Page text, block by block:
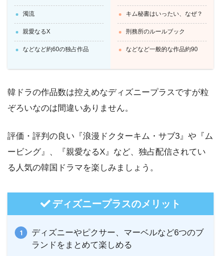
濁流
親愛なるX
などなど約60の独占作品
キム秘書はいったい、なぜ？
刑務所のルールブック
などなど一般的な作品約90
韓ドラの作品数は控えめなディズニープラスですが粒
ぞろいなのは間違いありません。
評価・評判の良い『浪漫ドクターキム・サブ3』や『ム
ービング』、『親愛なるX』など、独占配信されてい
る人気の韓国ドラマを楽しみましょう。
ディズニープラスのメリット
ディズニーやピクサー、マーベルなど6つのブ
ランドをまとめて楽しめる